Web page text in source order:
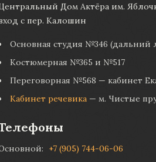
Дом Актёра им.
с пер. Калошин
Основная студия №346 (дальний
Костюмерная №365 и №517
Переговорная №568 — кабинет
Кабинет речевика — м. Чистые
+7 (905) 744-06-06